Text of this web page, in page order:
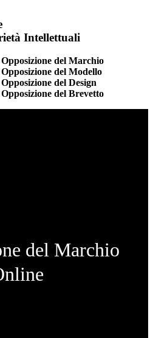
Intellettuali
del Marchio
del Modello
del Design
del Brevetto
del Marchio